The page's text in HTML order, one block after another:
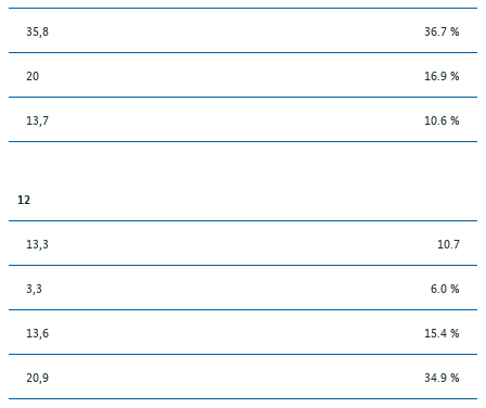
35,8 36.7 %
20 16.9 %
13,7 10.6 %
12
13,3 10.7
3,3 6.0 %
13,6 15.4 %
20,9 34.9 %